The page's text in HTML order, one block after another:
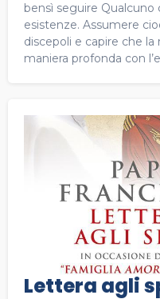
bensì seguire
esistenze. Assumere
discepoli e capire che la
maniera profonda con
Lettera agli